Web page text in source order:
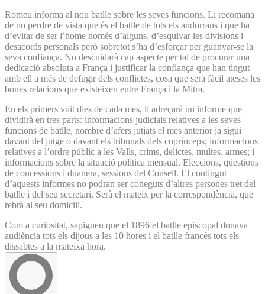
Romeu informa al nou batlle sobre les seves funcions. Li recomana
de no perdre de vista que és el batlle de tots els andorrans i que ha
d’evitar de ser l’home només d’alguns, d’esquivar les divisions i
desacords personals però sobretot s’ha d’esforçar per guanyar-se la
seva confiança. No descuidarà cap aspecte per tal de procurar una
dedicació absoluta a França i justificar la confiança que han tingut
amb ell a més de defugir dels conflictes, cosa que serà fàcil ateses les
bones relacions que existeixen entre França i la Mitra.
En els primers vuit dies de cada mes, li adreçarà un informe que
dividirà en tres parts: informacions judicials relatives a les seves
funcions de batlle, nombre d’afers jutjats el mes anterior ja sigui
davant del jutge o davant els tribunals dels coprínceps; informacions
relatives a l’ordre públic a les Valls, crims, delictes, multes, armes; i
informacions sobre la situació política mensual. Eleccions, qüestions
de concessions i duanera, sessions del Consell. El contingut
d’aquests informes no podran ser coneguts d’altres persones tret del
batlle i del seu secretari. Serà el mateix per la correspondència, que
rebrà al seu domicili.
Com a curiositat, sapigueu que el 1896 el batlle episcopal donava
audiència tots els dijous a les 10 hores i el batlle francès tots els
dissabtes a la mateixa hora.